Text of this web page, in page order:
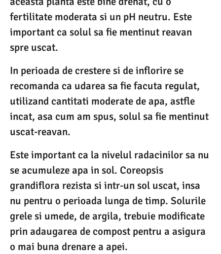
fertilitate moderata si un pH neutru. Este
important ca solul sa fie mentinut reavan
spre uscat.
In perioada de crestere si de inflorire se
recomanda ca udarea sa fie facuta regulat,
utilizand cantitati moderate de apa, astfle
incat, asa cum am spus, solul sa fie mentinut
uscat-reavan.
Este important ca la nivelul radacinilor sa nu
se acumuleze apa in sol. Coreopsis
grandiflora rezista si intr-un sol uscat, insa
nu pentru o perioada lunga de timp. Solurile
grele si umede, de argila, trebuie modificate
prin adaugarea de compost pentru a asigura
o mai buna drenare a apei.